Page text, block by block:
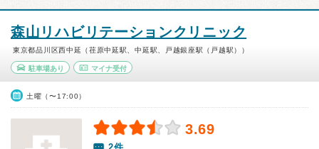
森山リハビリテーションクリニック
東京都品川区西中延（荏原中延駅、中延駅、戸越銀座駅（戸越駅））
駐車場あり マイナ受付
土曜（〜17:00）
3.69